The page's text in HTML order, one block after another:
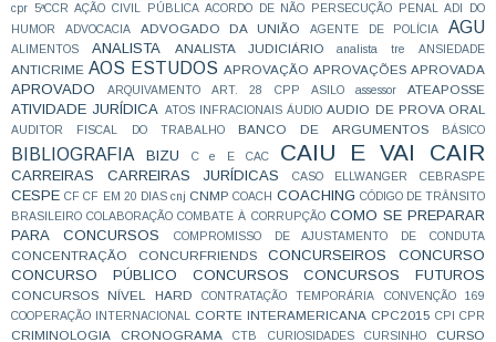
cpr
5ªCCR AÇÃO CIVIL PÚBLICA ACORDO DE NÃO PERSECUÇÃO PENAL
ADI DO
HUMOR
ADVOCACIA ADVOGADO DA UNIÃO AGENTE DE POLÍCIA AGU
ALIMENTOS ANALISTA ANALISTA JUDICIÁRIO analista tre ANSIEDADE
ANTICRIME AOS ESTUDOS APROVAÇÃO APROVAÇÕES APROVADA
APROVADO ARQUIVAMENTO ART. 28 CPP ASILO assessor ATEAPOSSE
ATIVIDADE JURÍDICA ATOS INFRACIONAIS ÁUDIO AUDIO DE PROVA ORAL
AUDITOR FISCAL DO TRABALHO BANCO DE ARGUMENTOS BÁSICO
BIBLIOGRAFIA BIZU C e E CAC CAIU E VAI CAIR
CARREIRAS CARREIRAS JURÍDICAS CASO ELLWANGER CEBRASPE
CESPE CF CF EM 20 DIAS cnj CNMP COACH COACHING CÓDIGO DE TRÂNSITO
BRASILEIRO COLABORAÇÃO COMBATE À CORRUPÇÃO COMO SE PREPARAR
PARA CONCURSOS
COMPROMISSO DE AJUSTAMENTO DE CONDUTA
CONCENTRAÇÃO CONCURFRIENDS CONCURSEIROS
CONCURSO
CONCURSO PÚBLICO
CONCURSOS CONCURSOS FUTUROS
CONCURSOS NÍVEL HARD CONTRATAÇÃO TEMPORÁRIA
CONVENÇÃO 169
COOPERAÇÃO INTERNACIONAL
CORTE INTERAMERICANA CPC2015 CPI CPR
CRIMINOLOGIA CRONOGRAMA CTB CURIOSIDADES CURSINHO CURSO